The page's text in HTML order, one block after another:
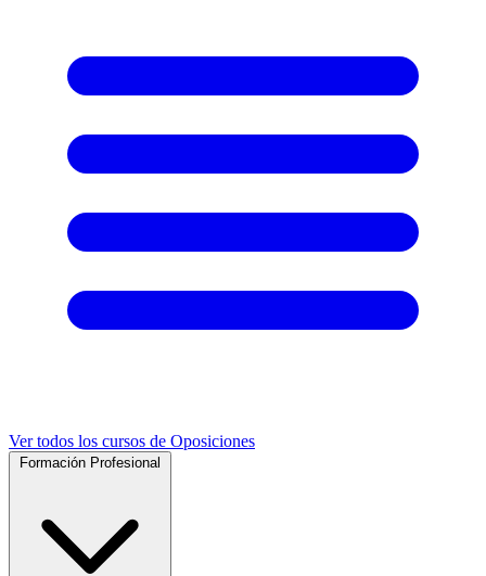
Ver todos los cursos de Oposiciones
Formación Profesional